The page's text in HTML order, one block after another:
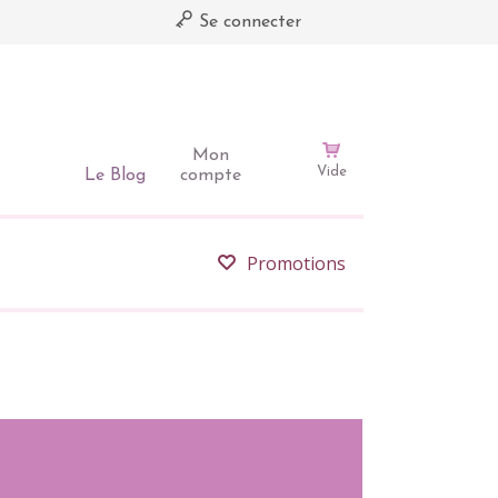
Se connecter
Mon
compte
Le Blog Vide
Promotions